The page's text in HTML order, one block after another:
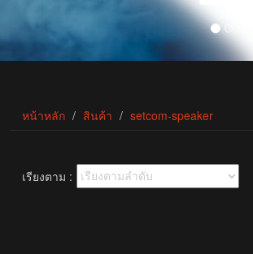
หน้าหลัก สินค้า setcom-speaker
เรียงตาม :